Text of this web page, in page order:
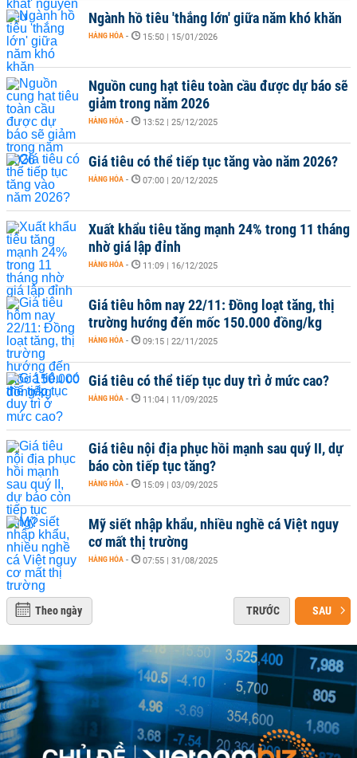
Ngành hồ tiêu 'thắng lớn' giữa năm khó khăn
HÀNG HÓA - 15:50 | 15/01/2026
Nguồn cung hạt tiêu toàn cầu được dự báo sẽ
giảm trong năm 2026
HÀNG HÓA - 13:52 | 25/12/2025
Giá tiêu có thể tiếp tục tăng vào năm 2026?
HÀNG HÓA - 07:00 | 20/12/2025
Xuất khẩu tiêu tăng mạnh 24% trong 11 tháng
nhờ giá lập đỉnh
HÀNG HÓA - 11:09 | 16/12/2025
Giá tiêu hôm nay 22/11: Đồng loạt tăng, thị
trường hướng đến mốc 150.000 đồng/kg
HÀNG HÓA - 09:15 | 22/11/2025
Giá tiêu có thể tiếp tục duy trì ở mức cao?
HÀNG HÓA - 11:04 | 11/09/2025
Giá tiêu nội địa phục hồi mạnh sau quý II, dự
báo còn tiếp tục tăng?
HÀNG HÓA - 15:09 | 03/09/2025
Mỹ siết nhập khẩu, nhiều nghề cá Việt nguy
cơ mất thị trường
HÀNG HÓA - 07:55 | 31/08/2025
Theo ngày TRƯỚC SAU